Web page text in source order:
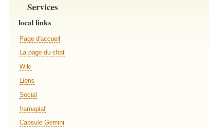
Services
local links
Page d'accueil
La page du chat
Wiki
Liens
Social
framapiaf
Capsule Gemini